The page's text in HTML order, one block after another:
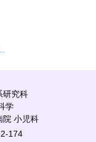
研究科
学
院 小児科
174